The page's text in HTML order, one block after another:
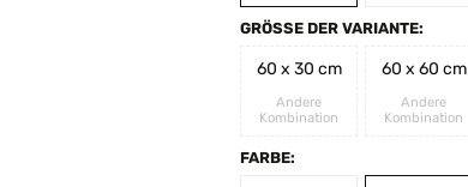
GRÖSSE DER VARIANTE:
60 x 30 cm
Andere
Kombination
60 x 60 cm
Andere
Kombination
FARBE: